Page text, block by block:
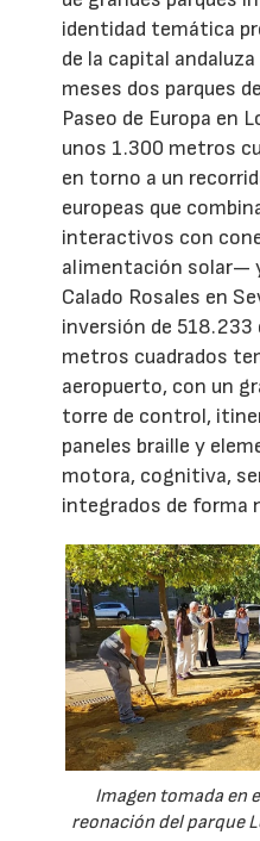
identidad temática
de la capital
meses dos parques
Paseo de Europa en
unos 1.300 metros
en torno a un
europeas que
interactivos con
alimentación solar—
Calado Rosales en
inversión de 518.233
metros cuadrados
aeropuerto, con un
torre de control,
paneles braille y
motora, cognitiva,
integrados de forma
Imagen tomada en
reonación del parque